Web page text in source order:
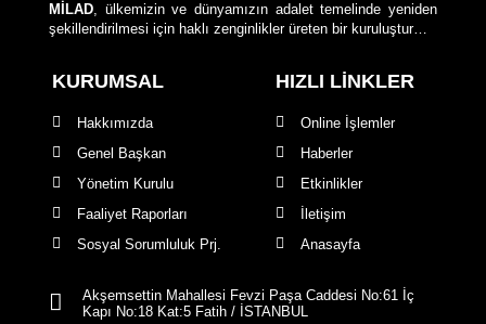
MİLAD, ülkemizin ve dünyamızın adalet temelinde yeniden
şekillendirilmesi için haklı zenginlikler üreten bir kuruluştur…
KURUMSAL
Hakkımızda
Genel Başkan
Yönetim Kurulu
Faaliyet Raporları
Sosyal Sorumluluk Prj.
HIZLI LİNKLER
Online İşlemler
Haberler
Etkinlikler
İletişim
Anasayfa
Akşemsettin Mahallesi Fevzi Paşa Caddesi No:61 İç
Kapı No:18 Kat:5 Fatih / İSTANBUL